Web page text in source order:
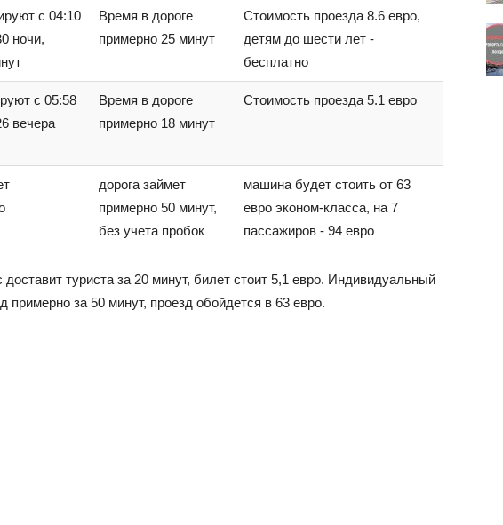
с 04:10
ночи,
Время в дороге
примерно 25 минут
Стоимость проезда 8.6 евро,
детям до шести лет -
бесплатно
с 05:58
вечера
Время в дороге
примерно 18 минут
Стоимость проезда 5.1 евро
дорога займет
примерно 50 минут,
без учета пробок
машина будет стоить от 63
евро эконом-класса, на 7
пассажиров - 94 евро
туриста за 20 минут, билет стоит 5,1 евро. Индивидуальный
примерно за 50 минут, проезд обойдется в 63 евро.